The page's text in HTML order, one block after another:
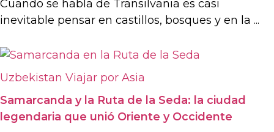
Cuando se habla de Transilvania es casi
inevitable pensar en castillos, bosques y en la ...
Uzbekistan Viajar por Asia
Samarcanda y la Ruta de la Seda: la ciudad
legendaria que unió Oriente y Occidente